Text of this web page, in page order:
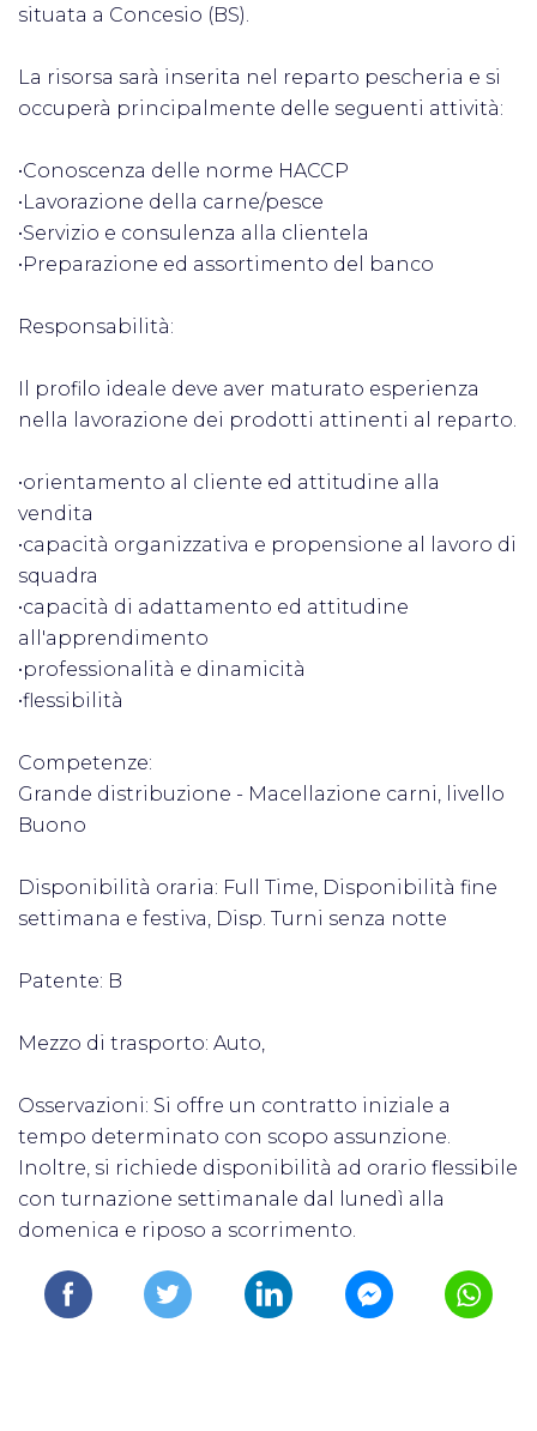
situata a Concesio (BS).
La risorsa sarà inserita nel reparto pescheria e si
occuperà principalmente delle seguenti attività:
•Conoscenza delle norme HACCP
•Lavorazione della carne/pesce
•Servizio e consulenza alla clientela
•Preparazione ed assortimento del banco
Responsabilità:
Il profilo ideale deve aver maturato esperienza
nella lavorazione dei prodotti attinenti al reparto.
•orientamento al cliente ed attitudine alla
vendita
•capacità organizzativa e propensione al lavoro di
squadra
•capacità di adattamento ed attitudine
all'apprendimento
•professionalità e dinamicità
•flessibilità
Competenze:
Grande distribuzione - Macellazione carni, livello
Buono
Disponibilità oraria: Full Time, Disponibilità fine
settimana e festiva, Disp. Turni senza notte
Patente: B
Mezzo di trasporto: Auto,
Osservazioni: Si offre un contratto iniziale a
tempo determinato con scopo assunzione.
Inoltre, si richiede disponibilità ad orario flessibile
con turnazione settimanale dal lunedì alla
domenica e riposo a scorrimento.